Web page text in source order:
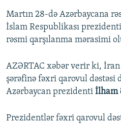
BIZIMLƏ ƏLAQƏ
XƏBƏR BÜLLETENLƏRIMIZ
Martın 28-də Azərbaycana
İslam Respublikası prezidenti
rəsmi qarşılanma mərasimi
AZƏRTAC xəbər verir ki,
şərəfinə fəxri qarovul dəstəsi
Azərbaycan prezidenti İlham
Prezidentlər fəxri qarovul